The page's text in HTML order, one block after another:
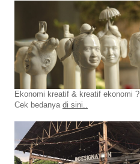
Ekonomi kreatif & kreatif ekonomi ?
Cek bedanya di sini..